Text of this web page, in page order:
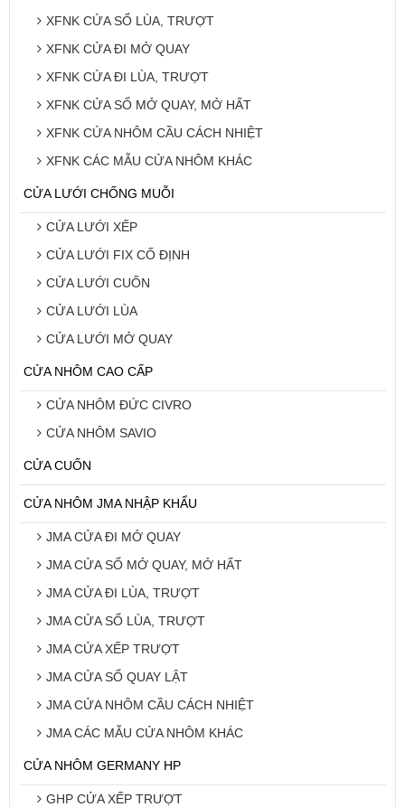
XFNK CỬA SỔ LÙA, TRƯỢT
XFNK CỬA ĐI MỞ QUAY
XFNK CỬA ĐI LÙA, TRƯỢT
XFNK CỬA SỔ MỞ QUAY, MỞ HẤT
XFNK CỬA NHÔM CẦU CÁCH NHIỆT
XFNK CÁC MẪU CỬA NHÔM KHÁC
CỬA LƯỚI CHỐNG MUỖI
CỬA LƯỚI XẾP
CỬA LƯỚI FIX CỐ ĐỊNH
CỬA LƯỚI CUỐN
CỬA LƯỚI LÙA
CỬA LƯỚI MỞ QUAY
CỬA NHÔM CAO CẤP
CỬA NHÔM ĐỨC CIVRO
CỬA NHÔM SAVIO
CỬA CUỐN
CỬA NHÔM JMA NHẬP KHẨU
JMA CỬA ĐI MỞ QUAY
JMA CỬA SỔ MỞ QUAY, MỞ HẤT
JMA CỬA ĐI LÙA, TRƯỢT
JMA CỬA SỔ LÙA, TRƯỢT
JMA CỬA XẾP TRƯỢT
JMA CỬA SỔ QUAY LẬT
JMA CỬA NHÔM CẦU CÁCH NHIỆT
JMA CÁC MẪU CỬA NHÔM KHÁC
CỬA NHÔM GERMANY HP
GHP CỬA XẾP TRƯỢT